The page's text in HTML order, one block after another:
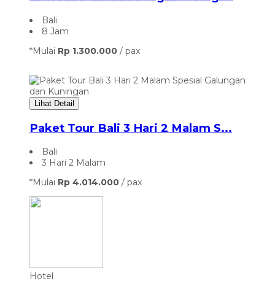
Bali
8 Jam
*Mulai Rp 1.300.000 / pax
Lihat Detail
Paket Tour Bali 3 Hari 2 Malam S...
Bali
3 Hari 2 Malam
*Mulai Rp 4.014.000 / pax
Hotel